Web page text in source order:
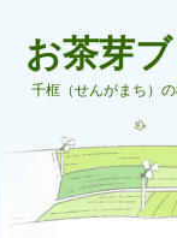
お茶芽
千框（せんがまち）